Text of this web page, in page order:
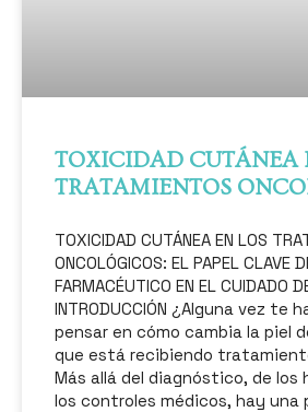
TOXICIDAD CUTÁNEA
TRATAMIENTOS
TOXICIDAD CUTÁNEA EN LOS
ONCOLÓGICOS: EL PAPEL CLAVE
FARMACÉUTICO EN EL CUIDADO
INTRODUCCIÓN ¿Alguna vez te
pensar en cómo cambia la piel
que está recibiendo
Más allá del diagnóstico, de los
los controles médicos, hay una